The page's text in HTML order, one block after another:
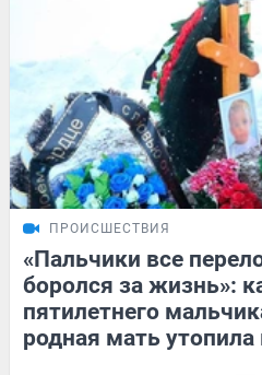
ПРОИСШЕСТВИЯ
«Пальчики все
боролся за жизнь»:
пятилетнего
родная мать